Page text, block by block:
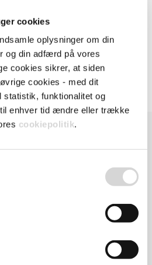
cookies
oplysninger om din
og din adfærd på vores
cookies sikrer, at siden
cookies - med dit
funktionalitet og
enhver tid ændre eller trække
cookiepolitik.
arbejdstid
tid og hjælper